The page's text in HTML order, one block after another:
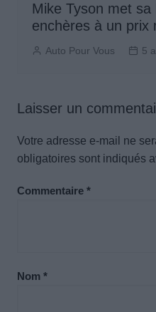
Mike Tyson met
enchères à un prix
Auto Pour Vous 5
Laisser un
Votre adresse e-mail ne
obligatoires sont indiqués
Commentaire *
Nom *